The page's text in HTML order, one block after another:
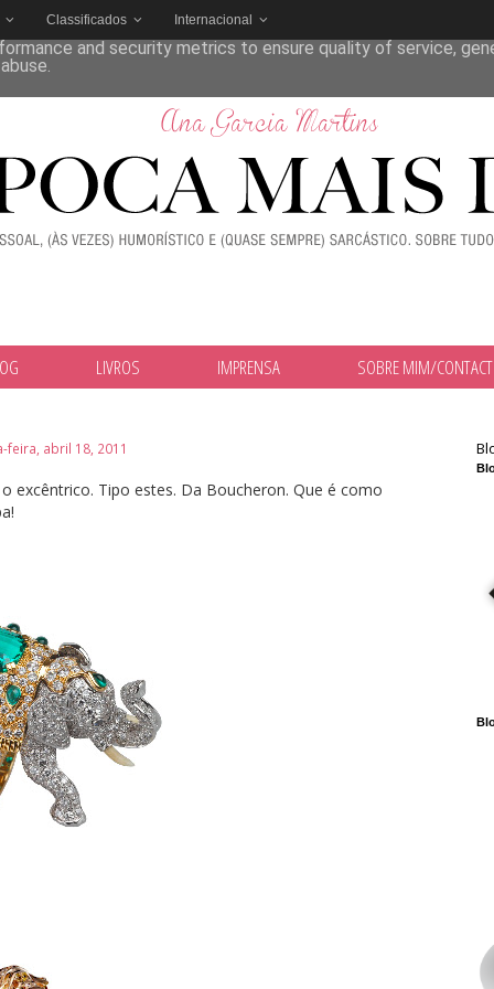
Classificados Internacional
LIVROS IMPRENSA SOBRE MIM/
feira, abril 18, 2011
excêntrico. Tipo estes. Da Boucheron. Que é como
its services and to analyze traffic. Your IP address and
and security metrics to ensure quality of service,